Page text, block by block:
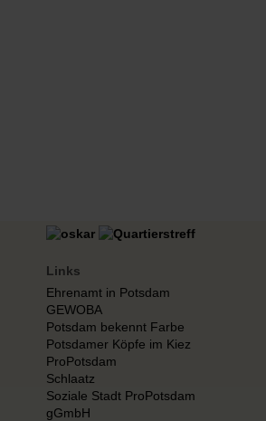
Links
Ehrenamt in Potsdam
GEWOBA
Potsdam bekennt Farbe
Potsdamer Köpfe im Kiez
ProPotsdam
Schlaatz
Soziale Stadt ProPotsdam
gGmbH